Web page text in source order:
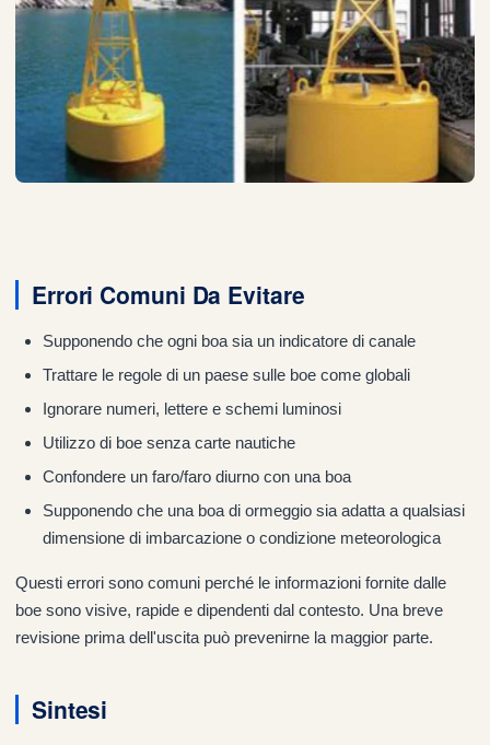
Errori Comuni Da Evitare
Supponendo che ogni boa sia un indicatore di canale
Trattare le regole di un paese sulle boe come globali
Ignorare numeri, lettere e schemi luminosi
Utilizzo di boe senza carte nautiche
Confondere un faro/faro diurno con una boa
Supponendo che una boa di ormeggio sia adatta a qualsiasi
dimensione di imbarcazione o condizione meteorologica
Questi errori sono comuni perché le informazioni fornite dalle
boe sono visive, rapide e dipendenti dal contesto. Una breve
revisione prima dell'uscita può prevenirne la maggior parte.
Sintesi